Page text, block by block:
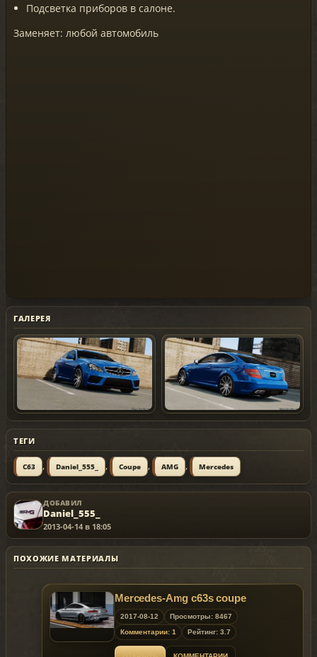
Подсветка приборов в салоне.
Заменяет: любой автомобиль
ГАЛЕРЕЯ
ТЕГИ
C63 , Daniel_555_ , Coupe , AMG , Mercedes
ДОБАВИЛ
Daniel_555_
2013-04-14 в 18:05
ПОХОЖИЕ МАТЕРИАЛЫ
Mercedes-Amg c63s coupe
2017-08-12
Просмотры: 8467
Комментарии: 1
Рейтинг: 3.7